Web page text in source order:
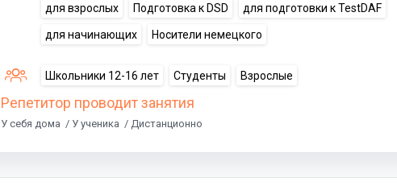
для взрослых Подготовка к DSD для подготовки к TestDAF
для начинающих Носители немецкого
Школьники 12-16 лет Студенты Взрослые
Репетитор проводит занятия
У себя дома / У ученика / Дистанционно